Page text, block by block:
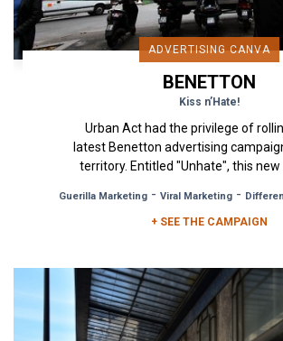
ADVERTISING CANVA
BENETTON
Kiss n’Hate!
Urban Act had the privilege of
latest Benetton advertising
territory. Entitled "Unhate", this
Guerilla Marketing - Viral Marketing -
+ SEE THE CAMPAIGN